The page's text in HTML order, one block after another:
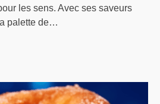
les sens. Avec ses saveurs
palette de…